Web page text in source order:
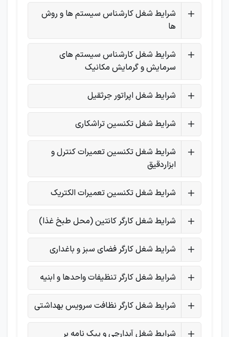
شرایط شغل کارشناس سیستم ها و روش
ها
شرایط شغل کارشناس سیستم های
سرمایش و گرمایش مکانیک
شرایط شغل اپراتور جرثقیل
شرایط شغل تکنسین تراشکاری
شرایط شغل تکنسین تعمیرات کنترل و
ابزاردقیق
شرایط شغل تکنسین تعمیرات الکتریک
شرایط شغل کارگر کانتین (محل طبخ غذا)
شرایط شغل کارگر فضای سبز و باغداری
شرایط شغل کارگر تنظیفات واحدها و ابنیه
شرایط شغل کارگر نظافت سرویس بهداشتی
شرایط شغل آبدارچی و پیک نامه بر